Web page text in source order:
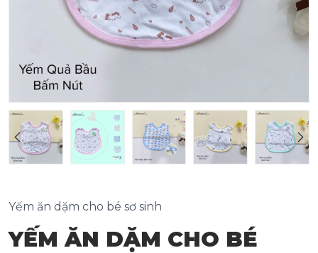
Yếm ăn dặm cho bé sơ sinh
YẾM ĂN DẶM CHO BÉ